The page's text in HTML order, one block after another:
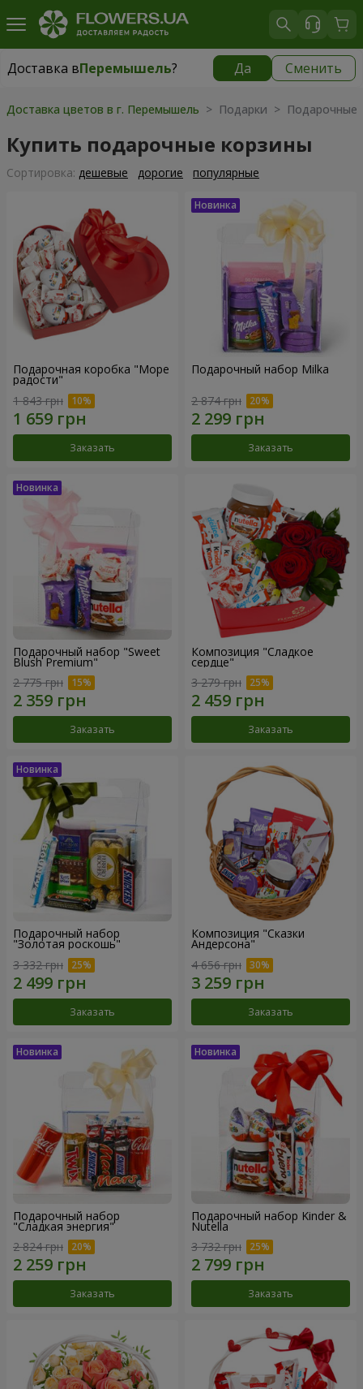
Доставка вПеремышель? Да Сменить
Доставка вПеремышель|
Доставка цветов в г. Перемышель > Подарки > Подарочные
Купить подарочные корзины
Cортировка: дешевые дорогие популярные
Подарочная коробка "Море
радости"
1 843 грн
Заказать
Подарочный набор Milka
2 874 грн
Заказать
Подарочный набор "Sweet
Blush Premium"
2 775 грн
Заказать
Композиция "Сладкое
сердце"
3 279 грн
Заказать
Подарочный набор
"Золотая роскошь"
3 332 грн
Заказать
Композиция "Сказки
Андерсона"
4 656 грн
Заказать
Подарочный набор
"Сладкая энергия"
2 824 грн
Заказать
Подарочный набор Kinder &
Nutella
3 732 грн
Заказать